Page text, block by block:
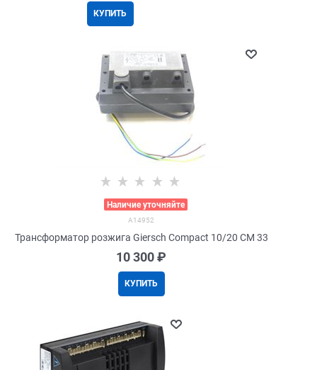
КУПИТЬ
Наличие уточняйте
A14952
Трансформатор розжига Giersch Compact 10/20 CM 33
10 300 ₽
КУПИТЬ